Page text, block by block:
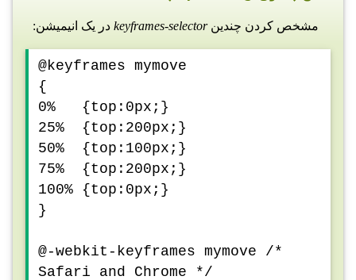
مشخص کردن چندینkeyframes-selector در یک انیمیشن:
@keyframes mymove
{
0% {top:0px;}
25% {top:200px;}
50% {top:100px;}
75% {top:200px;}
100% {top:0px;}
}
@-webkit-keyframes mymove /*
Safari and Chrome */